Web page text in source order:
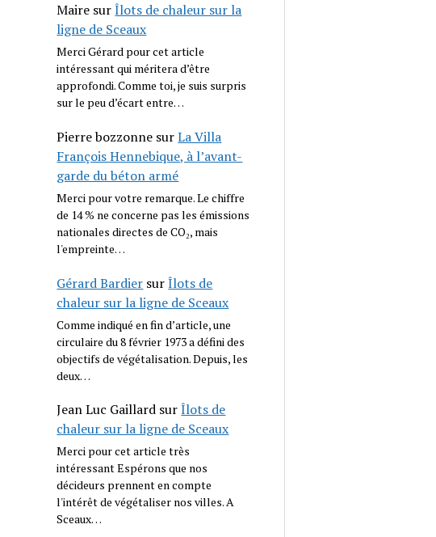
Maire surÎlots de chaleur sur la
ligne de Sceaux
Merci Gérard pour cet article
intéressant qui méritera d’être
approfondi. Comme toi, je suis surpris
sur le peu d’écart entre…
Pierre bozzonne surLa Villa
François Hennebique, à l’avant-
garde du béton armé
Merci pour votre remarque. Le chiffre
de 14 % ne concerne pas les émissions
nationales directes de CO₂, mais
l'empreinte…
Gérard Bardier surÎlots de
chaleur sur la ligne de Sceaux
Comme indiqué en fin d’article, une
circulaire du 8 février 1973 a défini des
objectifs de végétalisation. Depuis, les
deux…
Jean Luc Gaillard surÎlots de
chaleur sur la ligne de Sceaux
Merci pour cet article très
intéressant Espérons que nos
décideurs prennent en compte
l'intérêt de végétaliser nos villes. A
Sceaux…